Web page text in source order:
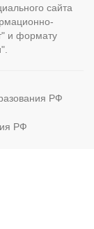
сайта
и формату
РФ
РФ